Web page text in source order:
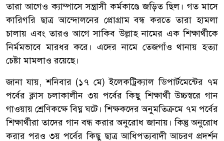
তারা আগেও ক্যাম্পাসে সন্ত্রাসী কর্মকাণ্ডে জড়িত ছিল। গত মাসে
কারিগরি ছাত্র আন্দোলনের প্রোগ্রাম বন্ধ করতে তারা হামলা
চালায় এবং তারও আগে সাকিব উল্লাহ নামের এক শিক্ষার্থীকে
নির্মমভাবে মারধর করে। এদের নামে তেজগাঁও থানায় হত্যা
চেষ্টা মামলাও রয়েছে।
জানা যায়, শনিবার (১৭ মে) ইলেকট্রিক্যাল ডিপার্টমেন্টের ৭ম
পর্বের ক্লাস চলাকালীন ৩য় পর্বের কিছু শিক্ষার্থী উচ্চস্বরে গান
গাওয়ায় শ্রেণিকক্ষে বিঘ্ন ঘটে। শিক্ষকদের অনুমতিক্রমে ৭ম পর্বের
শিক্ষার্থীরা তাদের গান বন্ধ করার অনুরোধ জানায়। কিন্তু অনুরোধ
করার পরও ৩য় পর্বের কিছু ছাত্র আধিপত্যবাদী আচরণ প্রদর্শন